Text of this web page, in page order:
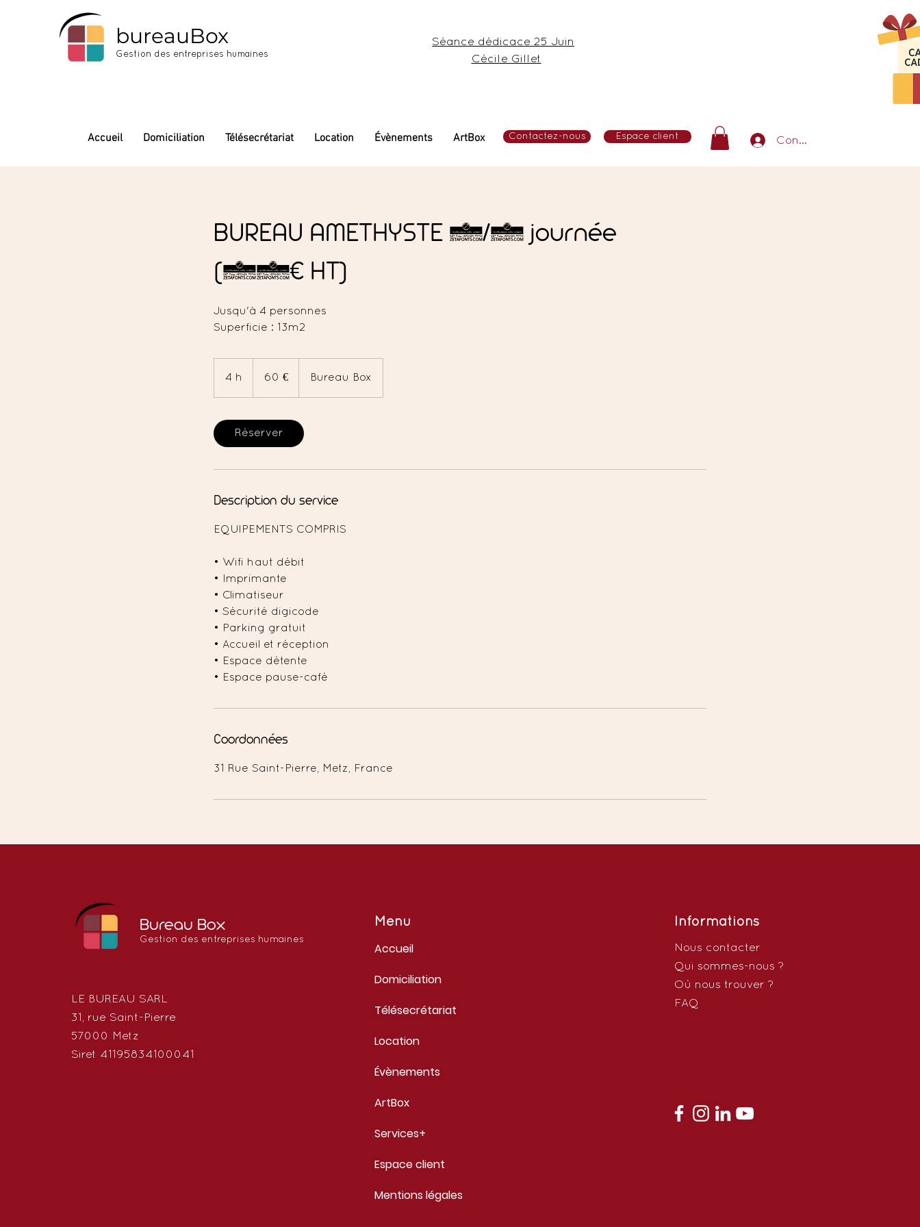
bureauBox
Gestion des entreprises humaines
Séance dédicace 25 Juin
Cécile Gillet
Accueil Domiciliation Télésecrétariat Location Évènements ArtBox Contactez-nous Espace client Connexion
BUREAU AMETHYSTE 1/2 journée
(50€ HT)
Jusqu'à 4 personnes
Superficie : 13m2
4 h 60 € Bureau Box
Réserver
Description du service
EQUIPEMENTS COMPRIS
• Wifi haut débit
• Imprimante
• Climatiseur
• Sécurité digicode
• Parking gratuit
• Accueil et réception
• Espace détente
• Espace pause-café
Coordonnées
31 Rue Saint-Pierre, Metz, France
Bureau Box
Gestion des entreprises humaines
LE BUREAU SARL
31, rue Saint-Pierre
57000 Metz
Siret 41195834100041
Menu
Accueil
Domiciliation
Télésecrétariat
Location
Évènements
ArtBox
Services+
Espace client
Mentions légales
Informations
Nous contacter
Qui sommes-nous ?
Où nous trouver ?
FAQ